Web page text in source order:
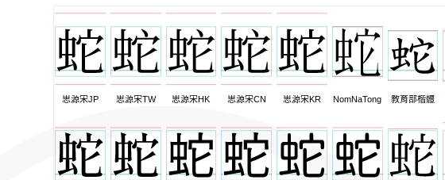
思源宋JP 思源宋TW 思源宋HK 思源宋CN 思源宋KR NomNaTong 教育部楷體